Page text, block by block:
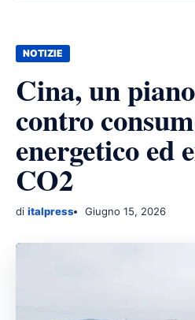
NOTIZIE
Cina, un
contro
energetico ed
CO2
di italpress Giugno 15, 2026